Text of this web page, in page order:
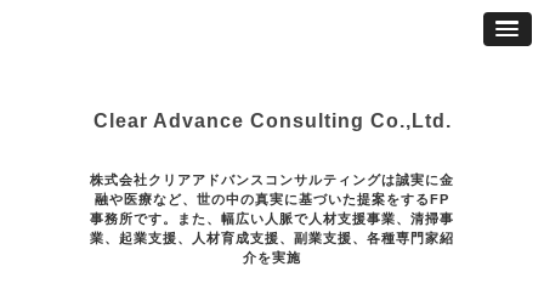
Clear Advance Consulting Co.,Ltd.
株式会社クリアアドバンスコンサルティングは誠実に金
融や医療など、世の中の真実に基づいた提案をするFP
事務所です。また、幅広い人脈で人材支援事業、清掃事
業、起業支援、人材育成支援、副業支援、各種専門家紹
介を実施